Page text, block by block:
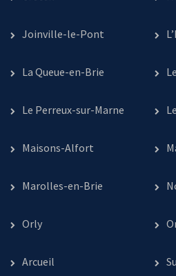
Joinville-le-Pont
La Queue-en-Brie
Le Perreux-sur-Marne
Maisons-Alfort
Marolles-en-Brie
Orly
Arcueil